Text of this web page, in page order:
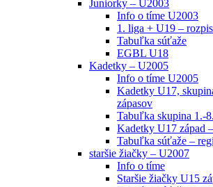
Juniorky – U2003
Info o tíme U2003
1. liga + U19 –
Tabuľka súťaže
EGBL U18
Kadetky – U2005
Info o tíme U2005
Kadetky U17,
zápasov
Tabuľka skupina 1.-
Kadetky U17 západ
Tabuľka súťaže –
staršie žiačky – U2007
Info o tíme
Staršie žiačky U15